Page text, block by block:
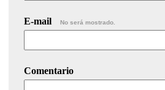
E-mail No será mostrado.
Comentario